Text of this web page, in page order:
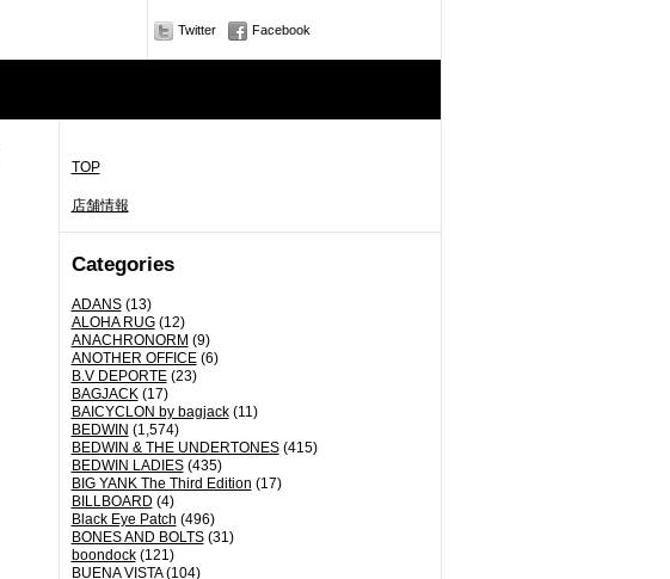
Twitter Facebook
TOP
店舗情報
Categories
ADANS(13)
ALOHA RUG(12)
ANACHRONORM (9)
ANOTHER OFFICE(6)
B.V DEPORTE(23)
BAGJACK(17)
BAICYCLON by bagjack(11)
BEDWIN (1,574)
BEDWIN & THE UNDERTONES(415)
BEDWIN LADIES(435)
BIG YANK The Third Edition (17)
BILLBOARD (4)
Black Eye Patch (496)
BONES AND BOLTS(31)
boondock(121)
BUENA VISTA(104)